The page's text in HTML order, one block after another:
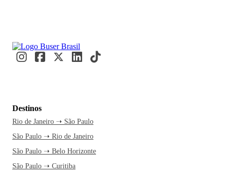
Destinos
Rio de Janeiro ➝ São Paulo
São Paulo ➝ Rio de Janeiro
São Paulo ➝ Belo Horizonte
São Paulo ➝ Curitiba